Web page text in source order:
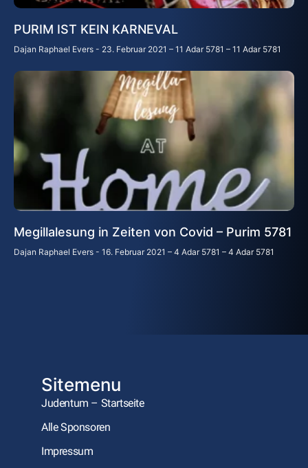
PURIM IST KEIN KARNEVAL
Dajan Raphael Evers 23. Februar 2021 – 11 Adar 5781 – 11 Adar 5781
Megillalesung in Zeiten von Covid – Purim 5781
Dajan Raphael Evers 16. Februar 2021 – 4 Adar 5781 – 4 Adar 5781
Sitemenu
Judentum – Startseite
Alle Sponsoren
Impressum